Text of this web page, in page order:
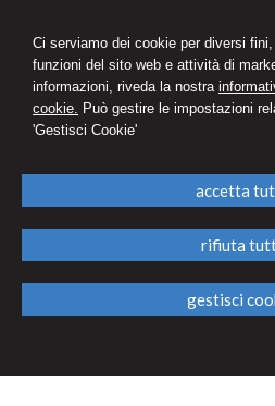
Ci serviamo dei cookie per diversi
funzioni del sito web e attività di
informazioni, riveda la nostra
cookie. Può gestire le impostazioni
'Gestisci Cookie'
accetta
rifiuta
gestisci